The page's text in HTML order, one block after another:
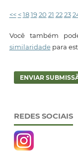
<< < 18 19 20 21 22 23
Você também
similaridadepara
ENVIAR
REDES SOCIAIS